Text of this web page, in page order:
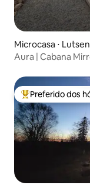
Microcasa ⋅ Lutsen
Aura | Cabana
Entre os
Preferido dos